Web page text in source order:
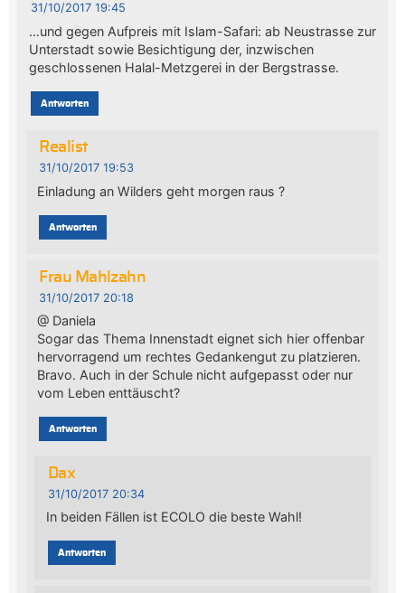
31/10/2017 19:45
…und gegen Aufpreis mit Islam-Safari: ab Neustrasse zur
Unterstadt sowie Besichtigung der, inzwischen
geschlossenen Halal-Metzgerei in der Bergstrasse.
Antworten
Realist
31/10/2017 19:53
Einladung an Wilders geht morgen raus ?
Antworten
Frau Mahlzahn
31/10/2017 20:18
@ Daniela
Sogar das Thema Innenstadt eignet sich hier offenbar
hervorragend um rechtes Gedankengut zu platzieren.
Bravo. Auch in der Schule nicht aufgepasst oder nur
vom Leben enttäuscht?
Antworten
Dax
31/10/2017 20:34
In beiden Fällen ist ECOLO die beste Wahl!
Antworten